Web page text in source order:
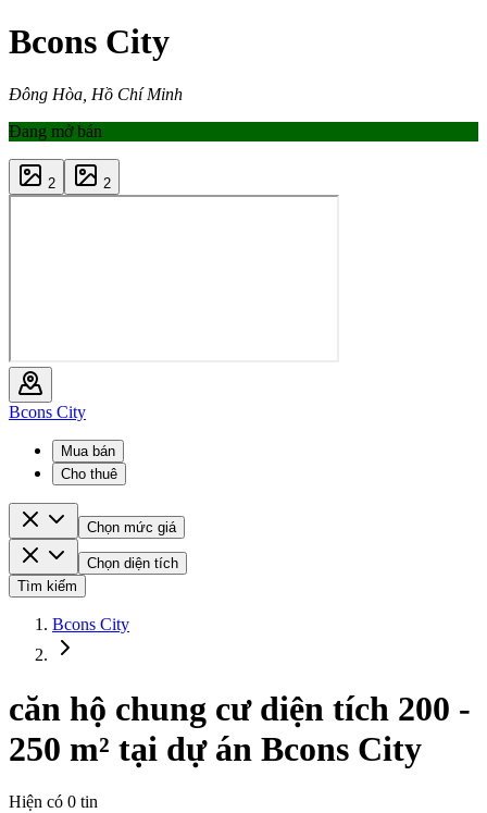
Bcons City
Đông Hòa, Hồ Chí Minh
Đang mở bán
2 2
Bcons City
Mua bán
Cho thuê
Chọn mức giá
Chọn diện tích
Tìm kiếm
Bcons City
căn hộ chung cư diện tích 200 -
250 m² tại dự án Bcons City
Hiện có 0 tin